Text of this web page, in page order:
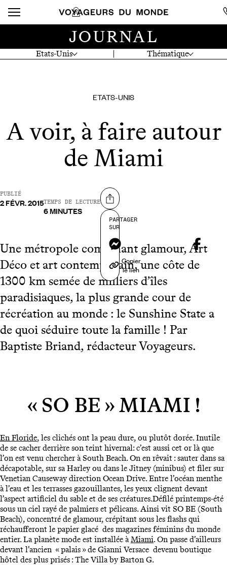
Etats-Unis Thématique
JOURNAL
ETATS-UNIS
A voir, à faire autour
de Miami
PUBLIÉ
2 FÉVR. 2015TEMPS DE LECTURE
6 MINUTES
Partager sur
PARTAGER
SUR
Messenger
Copier
le lien
Une métropole combinant glamour, Art
Déco et art contemporain, une côte de
1300 km semée de milliers d’îles
paradisiaques, la plus grande cour de
récréation au monde : le Sunshine State a
de quoi séduire toute la famille ! Par
Baptiste Briand, rédacteur Voyageurs.
« SO BE » MIAMI !
En Floride, les clichés ont la peau dure, ou plutôt dorée. Inutile
de se cacher derrière son teint hivernal: c’est aussi cet or là que
l’on est venu chercher à South Beach. On en rêvait : sauter dans sa
décapotable, sur sa Harley ou dans le Jitney (minibus) et filer sur
Venetian Causeway direction Ocean Drive. Entre l’océan menthe
à l’eau et les terrasses gazouillantes, les yeux clignent devant
l’aspect artificiel du sable et de ses créatures.Défilé printemps-été
sous un ciel rayé de palmiers et pélicans. Ainsi vit SO BE (South
Beach), concentré de glamour, crépitant sous les flashs qui
réchaufferont le papier glacé des magazines féminins du monde
entier. La planète mode est installée à Miami. On passe d’ailleurs
devant l’ancien « palais » de Gianni Versace devenu boutique
hôtel des plus prisés : The Villa by Barton G.